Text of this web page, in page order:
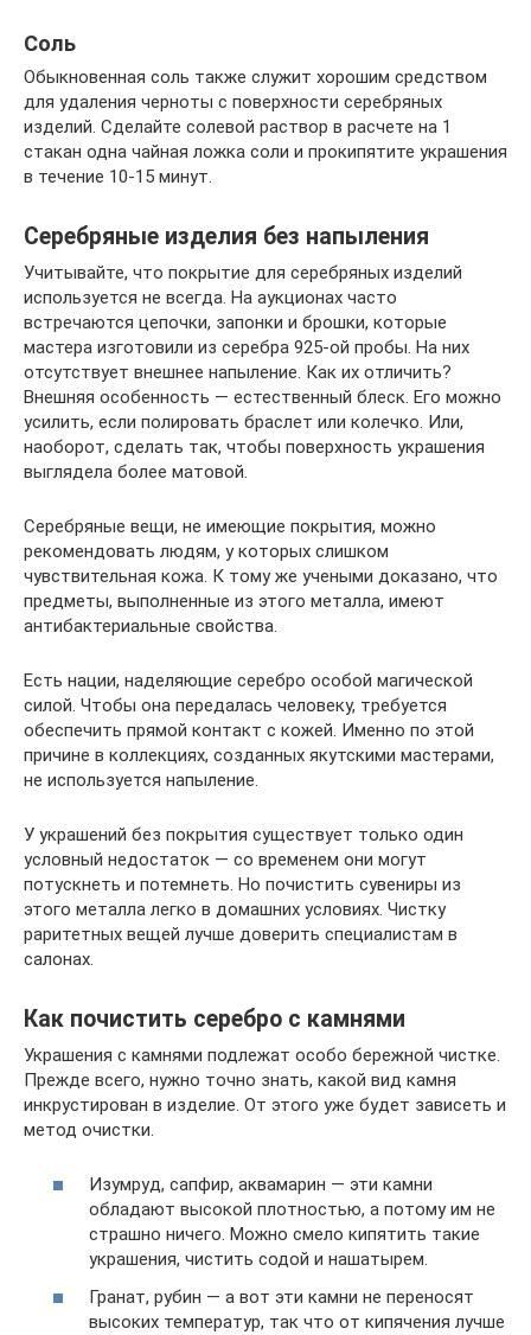
Соль
Обыкновенная соль также служит хорошим средством
для удаления черноты с поверхности серебряных
изделий. Сделайте солевой раствор в расчете на 1
стакан одна чайная ложка соли и прокипятите украшения
в течение 10-15 минут.
Серебряные изделия без напыления
Учитывайте, что покрытие для серебряных изделий
используется не всегда. На аукционах часто
встречаются цепочки, запонки и брошки, которые
мастера изготовили из серебра 925-ой пробы. На них
отсутствует внешнее напыление. Как их отличить?
Внешняя особенность — естественный блеск. Его можно
усилить, если полировать браслет или колечко. Или,
наоборот, сделать так, чтобы поверхность украшения
выглядела более матовой.
Серебряные вещи, не имеющие покрытия, можно
рекомендовать людям, у которых слишком
чувствительная кожа. К тому же учеными доказано, что
предметы, выполненные из этого металла, имеют
антибактериальные свойства.
Есть нации, наделяющие серебро особой магической
силой. Чтобы она передалась человеку, требуется
обеспечить прямой контакт с кожей. Именно по этой
причине в коллекциях, созданных якутскими мастерами,
не используется напыление.
У украшений без покрытия существует только один
условный недостаток — со временем они могут
потускнеть и потемнеть. Но почистить сувениры из
этого металла легко в домашних условиях. Чистку
раритетных вещей лучше доверить специалистам в
салонах.
Как почистить серебро с камнями
Украшения с камнями подлежат особо бережной чистке.
Прежде всего, нужно точно знать, какой вид камня
инкрустирован в изделие. От этого уже будет зависеть и
метод очистки.
Изумруд, сапфир, аквамарин — эти камни
обладают высокой плотностью, а потому им не
страшно ничего. Можно смело кипятить такие
украшения, чистить содой и нашатырем.
Гранат, рубин — а вот эти камни не переносят
высоких температур, так что от кипячения лучше